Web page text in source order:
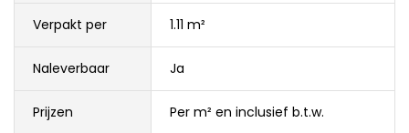
Verpakt per 1.11 m²
Naleverbaar Ja
Prijzen Per m² en inclusief b.t.w.